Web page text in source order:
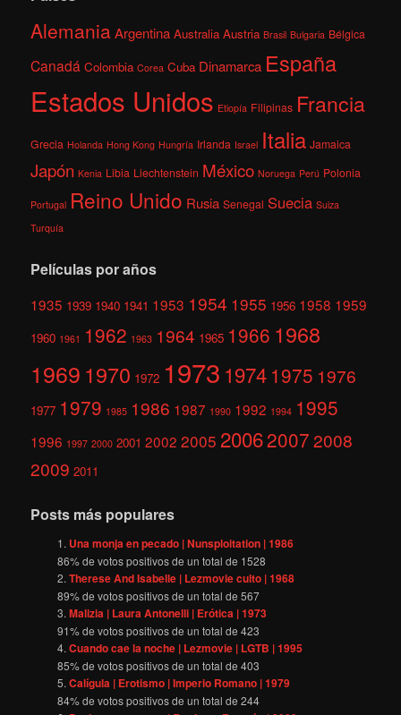
AlemaniaArgentina Australia Austria Brasil Bulgaria Bélgica
Canadá Colombia Corea Cuba Dinamarca España
Estados Unidos Etiopía Filipinas Francia
Grecia Holanda Hong Kong Hungría Irlanda Israel Italia Jamaica
Japón Kenia Libia Liechtenstein México Noruega Perú Polonia
Portugal Reino Unido Rusia Senegal Suecia Suiza
Turquía
Películas por años
1935 1939 1940 1941 1953 1954 1955 1956 1958 1959
1960 1961 1962 1963 1964 1965 1966 1968
1969 1970 1972 1973 1974 1975 1976
1977 1979 1985 1986 1987 1990 1992 1994 1995
1996 1997 2000 2001 2002 2005 200620072008
2009 2011
Posts más populares
Una monja en pecado | Nunsploitation | 1986
86% de votos positivos de un total de 1528
Therese And Isabelle | Lezmovie culto | 1968
89% de votos positivos de un total de567
Malizia | Laura Antonelli | Erótica | 1973
91% de votos positivos de un total de423
Cuando cae la noche | Lezmovie | LGTB | 1995
85% de votos positivos de un total de403
Calígula | Erotismo | Imperio Romano | 1979
84% de votos positivos de un total de244